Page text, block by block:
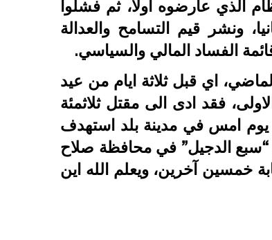
الذي عارضوه اولا، ثم فشلوا
ونشر قيم التسامح والعدالة
الفساد المالي والسياسي.
اي قبل ثلاثة ايام من عيد
فقد ادى الى مقتل ثلاثمئة
يوم امس في مدينة بلد استهدف
“سبع الدجيل” في محافظة صلاح
زواره واصابة خمسين آخرين، ويعلم الله اين